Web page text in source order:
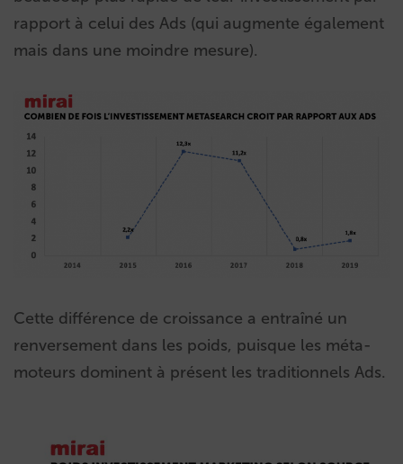
rapport à celui des Ads (qui augmente également
mais dans une moindre mesure).
Cette différence de croissance a entraîné un
renversement dans les poids, puisque les méta-
moteurs dominent à présent les traditionnels Ads.